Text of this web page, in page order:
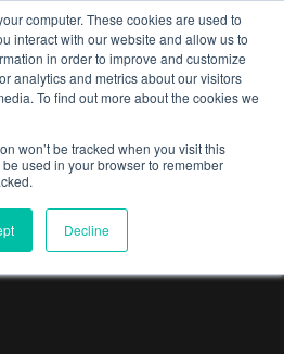
computer. These cookies are used to
interact with our website and allow us to
in order to improve and customize
analytics and metrics about our visitors
To find out more about the cookies we
won’t be tracked when you visit this
used in your browser to remember
Decline
Menu